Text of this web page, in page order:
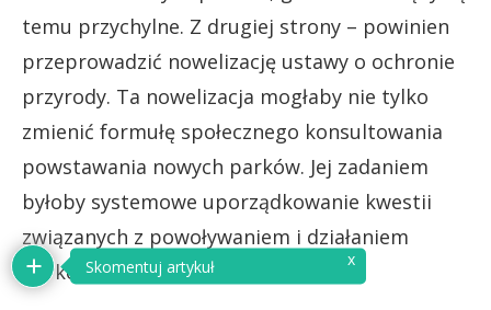
temu przychylne. Z drugiej strony – powinien
przeprowadzić nowelizację ustawy o ochronie
przyrody. Ta nowelizacja mogłaby nie tylko
zmienić formułę społecznego konsultowania
powstawania nowych parków. Jej zadaniem
byłoby systemowe uporządkowanie kwestii
związanych z powoływaniem i działaniem
parków narodowych.
Skomentuj artykuł x